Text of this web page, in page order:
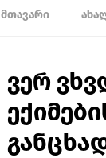
ᲛᲗᲐᲕᲐᲠᲘ
ვერ